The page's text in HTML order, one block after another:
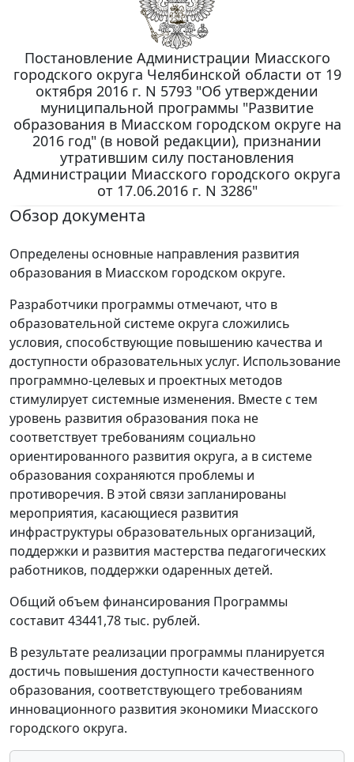
Постановление Администрации Миасского
городского округа Челябинской области от 19
октября 2016 г. N 5793 "Об утверждении
муниципальной программы "Развитие
образования в Миасском городском округе на
2016 год" (в новой редакции), признании
утратившим силу постановления
Администрации Миасского городского округа
от 17.06.2016 г. N 3286"
Обзор документа
Определены основные направления развития
образования в Миасском городском округе.
Разработчики программы отмечают, что в
образовательной системе округа сложились
условия, способствующие повышению качества и
доступности образовательных услуг. Использование
программно-целевых и проектных методов
стимулирует системные изменения. Вместе с тем
уровень развития образования пока не
соответствует требованиям социально
ориентированного развития округа, а в системе
образования сохраняются проблемы и
противоречия. В этой связи запланированы
мероприятия, касающиеся развития
инфраструктуры образовательных организаций,
поддержки и развития мастерства педагогических
работников, поддержки одаренных детей.
Общий объем финансирования Программы
составит 43441,78 тыс. рублей.
В результате реализации программы планируется
достичь повышения доступности качественного
образования, соответствующего требованиям
инновационного развития экономики Миасского
городского округа.